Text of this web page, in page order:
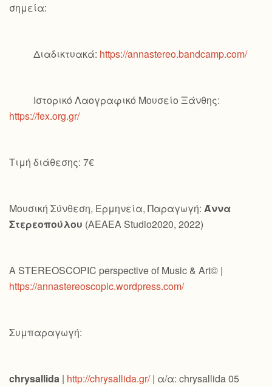
σημεία:
Διαδικτυακά: https://annastereo.bandcamp.com/
Ιστορικό Λαογραφικό Μουσείο Ξάνθης:
https://fex.org.gr/
Τιμή διάθεσης: 7€
Μουσική Σύνθεση, Ερμηνεία, Παραγωγή: Άννα
Στερεοπούλου (AEAEA Studio2020, 2022)
A STEREOSCOPIC perspective of Music & Art© |
https://annastereoscopic.wordpress.com/
Συμπαραγωγή:
chrysallida | http://chrysallida.gr/| α/α: chrysallida 05